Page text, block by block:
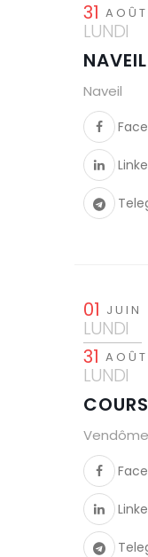
31 AOÛT
LUNDI
Naveil
01 JUIN
LUNDI
31 AOÛT
LUNDI
Vendôme